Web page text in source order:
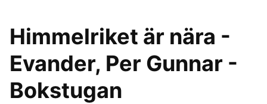
Himmelriket är nära -
Evander, Per Gunnar -
Bokstugan